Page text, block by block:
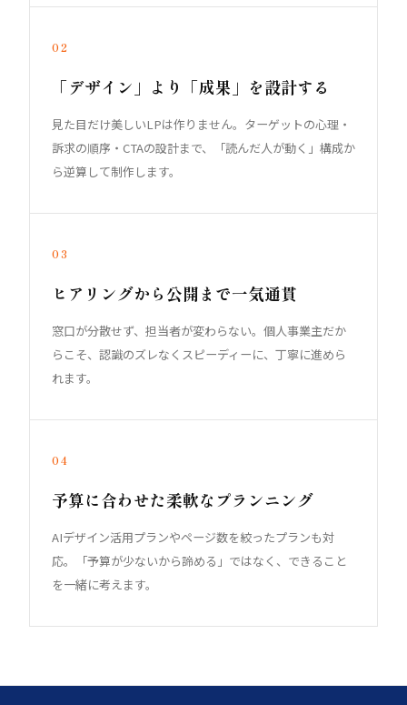
02
「デザイン」より「成果」を設計する
見た目だけ美しいLPは作りません。ターゲットの心理・
訴求の順序・CTAの設計まで、「読んだ人が動く」構成か
ら逆算して制作します。
03
ヒアリングから公開まで一気通貫
窓口が分散せず、担当者が変わらない。個人事業主だか
らこそ、認識のズレなくスピーディーに、丁寧に進めら
れます。
04
予算に合わせた柔軟なプランニング
AIデザイン活用プランやページ数を絞ったプランも対
応。「予算が少ないから諦める」ではなく、できること
を一緒に考えます。